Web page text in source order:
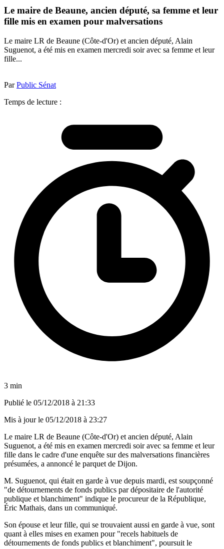
Le maire de Beaune, ancien député, sa femme et leur
fille mis en examen pour malversations
Le maire LR de Beaune (Côte-d'Or) et ancien député, Alain
Suguenot, a été mis en examen mercredi soir avec sa femme et leur
fille...
ParPublic Sénat
Temps de lecture :
3 min
Publié le 05/12/2018 à 21:33
Mis à jour le 05/12/2018 à 23:27
Le maire LR de Beaune (Côte-d'Or) et ancien député, Alain
Suguenot, a été mis en examen mercredi soir avec sa femme et leur
fille dans le cadre d'une enquête sur des malversations financières
présumées, a annoncé le parquet de Dijon.
M. Suguenot, qui était en garde à vue depuis mardi, est soupçonné
"de détournements de fonds publics par dépositaire de l'autorité
publique et blanchiment" indique le procureur de la République,
Éric Mathais, dans un communiqué.
Son épouse et leur fille, qui se trouvaient aussi en garde à vue, sont
quant à elles mises en examen pour "recels habituels de
détournements de fonds publics et blanchiment", poursuit le